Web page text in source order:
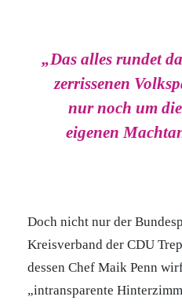
„Das alles rundet
zerrissenen
nur noch um
eigenen
Doch nicht nur der
Kreisverband der CDU
dessen Chef Maik Penn
„intransparente